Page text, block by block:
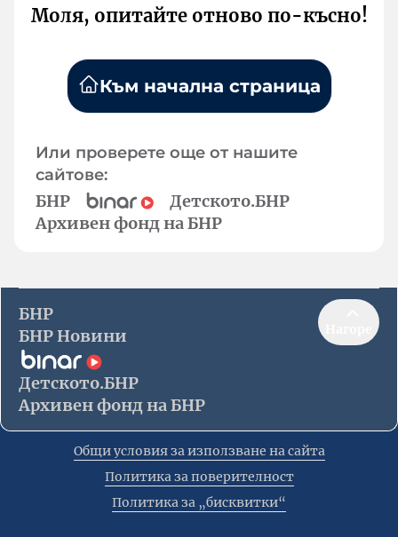
Моля, опитайте отново по-късно!
Към начална страница
Или проверете още от нашите
сайтове:
БНР
Детското.БНР
Архивен фонд на БНР
БНР
БНР Новини
Детското.БНР
Архивен фонд на БНР
Общи условия за използване на сайта
Политика за поверителност
Политика за „бисквитки“